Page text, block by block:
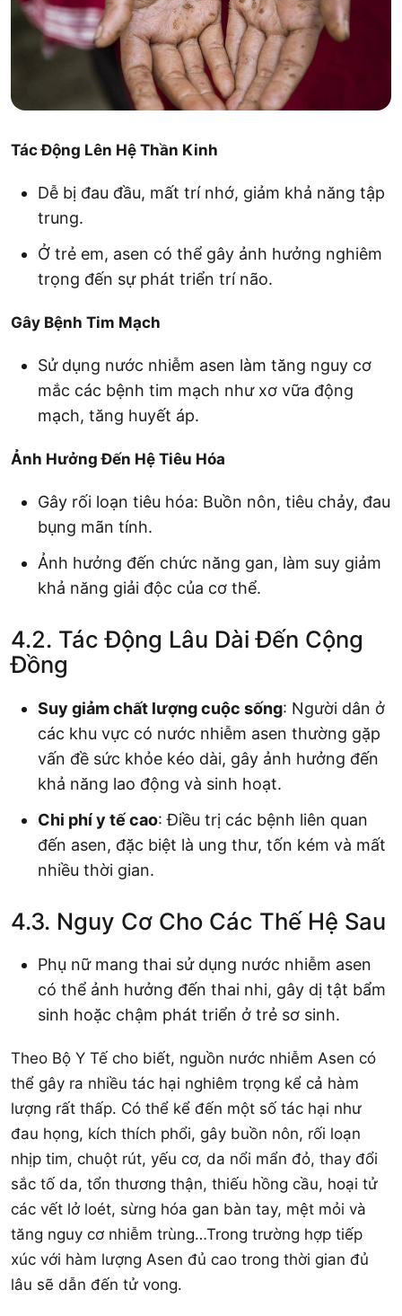
Tác Động Lên Hệ Thần Kinh
Dễ bị đau đầu, mất trí nhớ, giảm khả năng tập
trung.
Ở trẻ em, asen có thể gây ảnh hưởng nghiêm
trọng đến sự phát triển trí não.
Gây Bệnh Tim Mạch
Sử dụng nước nhiễm asen làm tăng nguy cơ
mắc các bệnh tim mạch như xơ vữa động
mạch, tăng huyết áp.
Ảnh Hưởng Đến Hệ Tiêu Hóa
Gây rối loạn tiêu hóa: Buồn nôn, tiêu chảy, đau
bụng mãn tính.
Ảnh hưởng đến chức năng gan, làm suy giảm
khả năng giải độc của cơ thể.
4.2. Tác Động Lâu Dài Đến Cộng
Đồng
Suy giảm chất lượng cuộc sống: Người dân ở
các khu vực có nước nhiễm asen thường gặp
vấn đề sức khỏe kéo dài, gây ảnh hưởng đến
khả năng lao động và sinh hoạt.
Chi phí y tế cao: Điều trị các bệnh liên quan
đến asen, đặc biệt là ung thư, tốn kém và mất
nhiều thời gian.
4.3. Nguy Cơ Cho Các Thế Hệ Sau
Phụ nữ mang thai sử dụng nước nhiễm asen
có thể ảnh hưởng đến thai nhi, gây dị tật bẩm
sinh hoặc chậm phát triển ở trẻ sơ sinh.
Theo Bộ Y Tế cho biết, nguồn nước nhiễm Asen có
thể gây ra nhiều tác hại nghiêm trọng kể cả hàm
lượng rất thấp. Có thể kể đến một số tác hại như
đau họng, kích thích phổi, gây buồn nôn, rối loạn
nhịp tim, chuột rút, yếu cơ, da nổi mẩn đỏ, thay đổi
sắc tố da, tổn thương thận, thiếu hồng cầu, hoại tử
các vết lở loét, sừng hóa gan bàn tay, mệt mỏi và
tăng nguy cơ nhiễm trùng…Trong trường hợp tiếp
xúc với hàm lượng Asen đủ cao trong thời gian đủ
lâu sẽ dẫn đến tử vong.